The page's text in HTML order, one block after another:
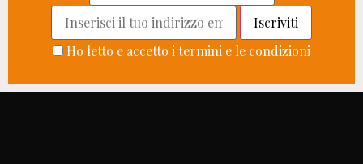
Ho letto e accetto i termini e le condizioni